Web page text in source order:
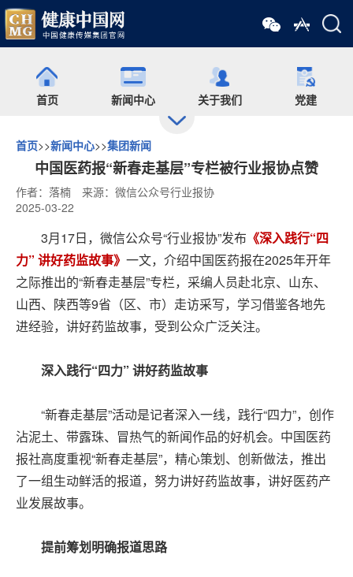
首页 新闻中心 关于我们 党建
出版 食药网 培训 会展
药师在线
微信矩阵
首页>>新闻中心>>集团新闻
中国医药报“新春走基层”专栏被行业报协点赞
作者：落楠
来源：微信公众号行业报协
2025-03-22
3月17日，微信公众号“行业报协”发布 《深入践行“四
力” 讲好药监故事》 一文，介绍中国医药报在2025年开年
之际推出的“新春走基层”专栏，采编人员赴北京、山东、
山西、陕西等9省（区、市）走访采写，学习借鉴各地先
进经验，讲好药监故事，受到公众广泛关注。
深入践行“四力” 讲好药监故事
“新春走基层”活动是记者深入一线，践行“四力”，创作
沾泥土、带露珠、冒热气的新闻作品的好机会。中国医药
报社高度重视“新春走基层”，精心策划、创新做法，推出
了一组生动鲜活的报道，努力讲好药监故事，讲好医药产
业发展故事。
提前筹划明确报道思路